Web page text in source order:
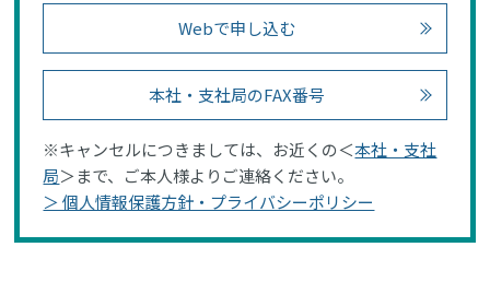
Webで申し込む
本社・支社局のFAX番号
※キャンセルにつきましては、お近くの＜本社・支社
局＞まで、ご本人様よりご連絡ください。
＞ 個人情報保護方針・プライバシーポリシー